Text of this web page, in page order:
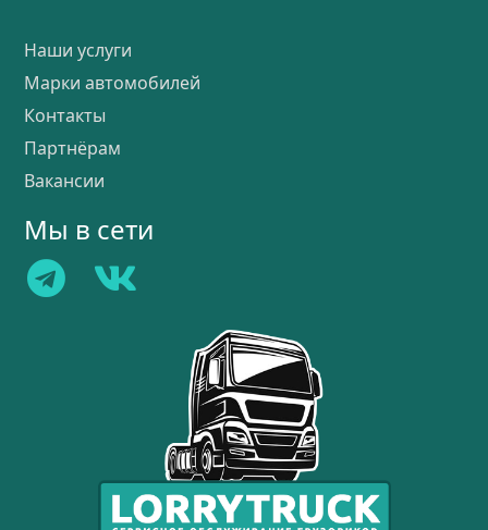
Наши услуги
Марки автомобилей
Контакты
Партнёрам
Вакансии
Мы в сети